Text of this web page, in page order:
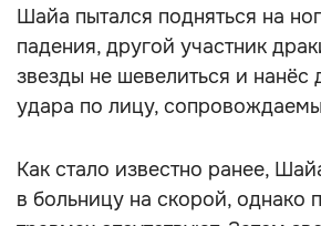
Шайа пытался подняться на
падения, другой участник
звезды не шевелиться и нанёс
удара по лицу,
Как стало известно ранее,
в больницу на скорой, однако